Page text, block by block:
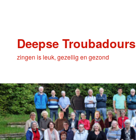
inhoudDeepse Troubadours
zingen is leuk, gezellig en gezond